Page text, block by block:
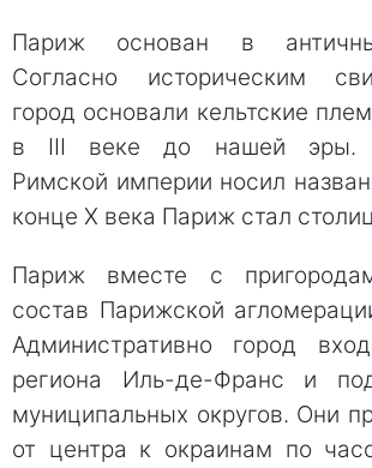
Париж основан в
Согласно историческим
город основали кельтские
в III веке до нашей эры.
Римской империи носил
конце Х века Париж стал
Париж вместе с
состав Парижской
Административно город
региона Иль-де-Франс и
муниципальных округов. Они
от центра к окраинам по